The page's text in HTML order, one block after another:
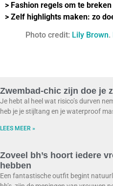
> Fashion regels om te
> Zelf highlights maken: zo
Photo credit: Lily Brown.
Zwembad-chic zijn doe je
Je hebt al heel wat risico’s durven
heb je je stijltang en je waterproof
LEES MEER »
Zoveel bh’s hoort iedere
hebben
Een fantastische outfit begint